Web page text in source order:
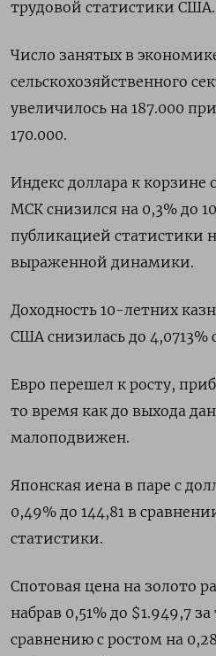
трудовой статистики США.
Число занятых в
сельскохозяйственного
увеличилось на 187.000
170.000.
Индекс доллара к корзине
МСК снизился на 0,3% до
публикацией статистики
выраженной динамики.
Доходность 10-летних
США снизилась до 4,0713%
Евро перешел к росту,
то время как до выхода
малоподвижен.
Японская иена в паре с
0,49% до 144,81 в
статистики.
Спотовая цена на золото
набрав 0,51% до $1.949,7​
сравнению с ростом на